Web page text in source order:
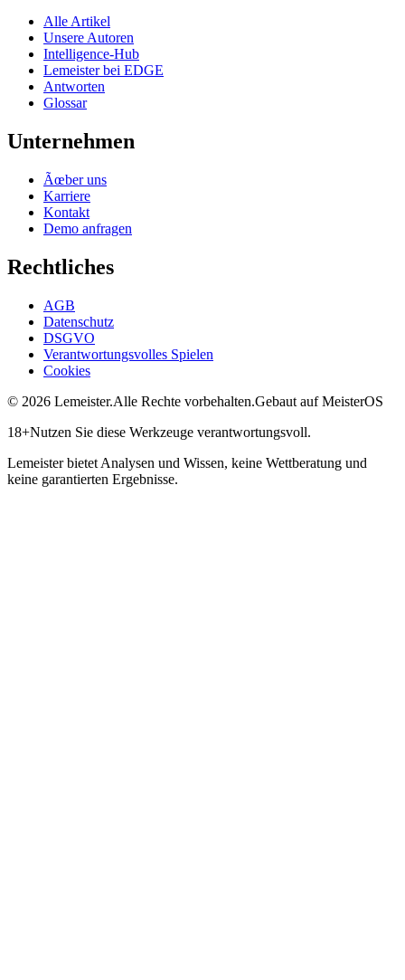
Alle Artikel
Unsere Autoren
Intelligence-Hub
Lemeister bei EDGE
Antworten
Glossar
Unternehmen
Ãœber uns
Karriere
Kontakt
Demo anfragen
Rechtliches
AGB
Datenschutz
DSGVO
Verantwortungsvolles Spielen
Cookies
© 2026 Lemeister.Alle Rechte vorbehalten.Gebaut auf MeisterOS
18+Nutzen Sie diese Werkzeuge verantwortungsvoll.
Lemeister bietet Analysen und Wissen, keine Wettberatung und
keine garantierten Ergebnisse.